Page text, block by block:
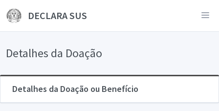
DECLARA SUS
Detalhes da Doação
Detalhes da Doação ou Benefício